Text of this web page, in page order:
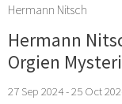
Hermann Nitsch
Hermann
Orgien
27 Sep 2024 - 25 Oct